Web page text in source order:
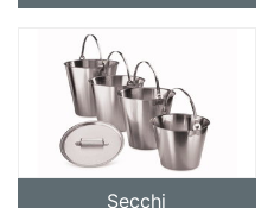
Secchi